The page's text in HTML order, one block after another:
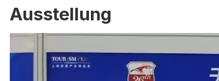
Ausstellung